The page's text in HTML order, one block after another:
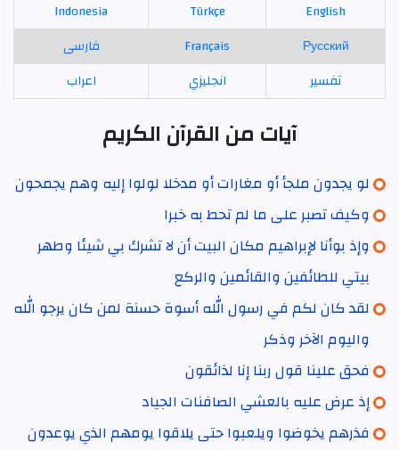
English
Türkçe
Indonesia
Русский
Français
فارسی
تفسير
انجليزي اعراب
آيات من القرآن الكريم
لو يجدون ملجأ أو مغارات أو مدخلا لولوا إليه وهم يجمحون
وكيف تصبر على ما لم تحط به خبرا
وإذ بوأنا لإبراهيم مكان البيت أن لا تشرك بي شيئا وطهر
بيتي للطائفين والقائمين والركع
لقد كان لكم في رسول الله أسوة حسنة لمن كان يرجو الله
واليوم الآخر وذكر
فحق علينا قول ربنا إنا لذائقون
إذ عرض عليه بالعشي الصافنات الجياد
فذرهم يخوضوا ويلعبوا حتى يلاقوا يومهم الذي يوعدون